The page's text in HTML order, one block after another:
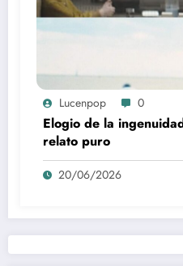
Lucenpop 0
Elogio de la
relato puro
20/06/2026